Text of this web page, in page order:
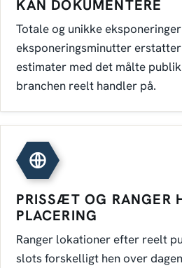
KAN DOKUMENTERE
Totale og unikke
eksponeringsminutter
estimater med det målte
branchen reelt handler på.
PRISSÆT OG RANGER
PLACERING
Ranger lokationer efter reelt
slots forskelligt hen over